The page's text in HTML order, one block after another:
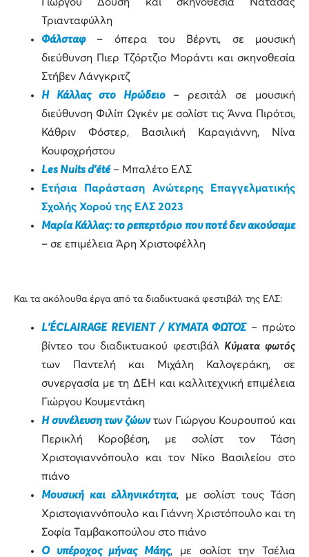
Τριανταφύλλη
Φάλσταφ– όπερα του Βέρντι, σε μουσική
διεύθυνση Πιερ Τζόρτζιο Μοράντι και σκηνοθεσία
Στήβεν Λάνγκριτζ
Η Κάλλας στο Ηρώδειο– ρεσιτάλ σε μουσική
διεύθυνση Φιλίπ Ωγκέν με σολίστ τις Άννα Πιρότσι,
Κάθριν Φόστερ, Βασιλική Καραγιάννη, Νίνα
Κουφοχρήστου
Les Nuits d’été – Μπαλέτο ΕΛΣ
Ετήσια Παράσταση Ανώτερης Επαγγελματικής
Σχολής Χορού της ΕΛΣ 2023
Μαρία Κάλλας: το ρεπερτόριο που ποτέ δεν ακούσαμε
– σε επιμέλεια Άρη Χριστοφέλλη
Και τα ακόλουθα έργα από τα διαδικτυακά φεστιβάλ της ΕΛΣ:
L’ÉCLAIRAGE REVIENT / ΚΥΜΑΤΑ ΦΩΤΟΣ– πρώτο
βίντεο του διαδικτυακού φεστιβάλ Κύματα φωτός
των Παντελή και Μιχάλη Καλογεράκη, σε
συνεργασία με τη ΔΕΗ και καλλιτεχνική επιμέλεια
Γιώργου Κουμεντάκη
Η συνέλευση των ζώωντων Γιώργου Κουρουπού και
Περικλή Κοροβέση, με σολίστ τον Τάση
Χριστογιαννόπουλο και τον Νίκο Βασιλείου στο
πιάνο
Μουσική και ελληνικότητα, με σολίστ τους Τάση
Χριστογιαννόπουλο και Γιάννη Χριστόπουλο και τη
Σοφία Ταμβακοπούλου στο πιάνο
Ο υπέροχος μήνας Μάης, με σολίστ την Τσέλια